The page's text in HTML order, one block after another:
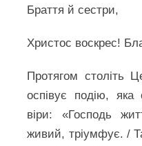
Браття й сестри,
Христос воскрес!
Протягом століть
оспівує подію,
віри: «Господь
живий, тріумфує. /